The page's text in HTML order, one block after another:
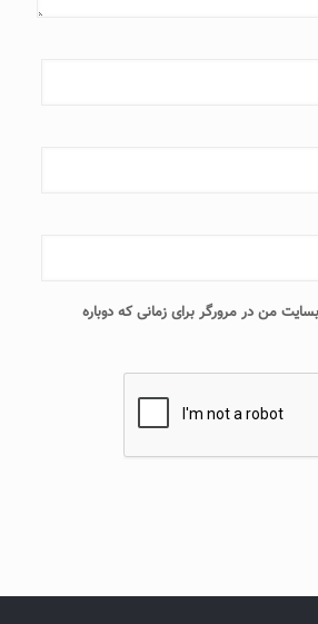
من در مرورگر برای زمانی که دوباره